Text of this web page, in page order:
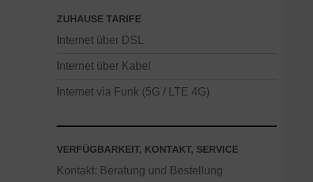
ZUHAUSE TARIFE
Internet über DSL
Internet über Kabel
Internet via Funk (5G / LTE 4G)
VERFÜGBARKEIT, KONTAKT, SERVICE
Kontakt: Beratung und Bestellung